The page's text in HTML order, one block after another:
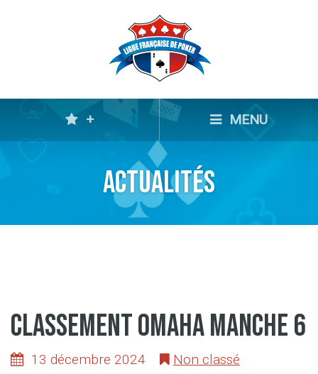
+ MENU
Actualités
CLASSEMENT OMAHA MANCHE 6
13 décembre 2024 Non classé